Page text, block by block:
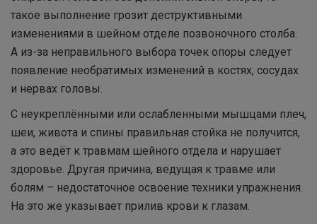
такое выполнение грозит деструктивными
изменениями в шейном отделе позвоночного столба.
А из-за неправильного выбора точек опоры следует
появление необратимых изменений в костях, сосудах
и нервах головы.
С неукреплёнными или ослабленными мышцами плеч,
шеи, живота и спины правильная стойка не получится,
а это ведёт к травмам шейного отдела и нарушает
здоровье. Другая причина, ведущая к травме или
болям – недостаточное освоение техники упражнения.
На это же указывает прилив крови к глазам.